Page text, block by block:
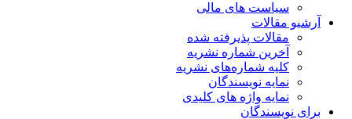
سیاست های مالی
آرشیو مقالات
مقالات پذیرفته شده
آخرین شماره نشریه
کلیه شماره‌های نشریه
نمایه نویسندگان
نمایه واژه های کلیدی
برای نویسندگان